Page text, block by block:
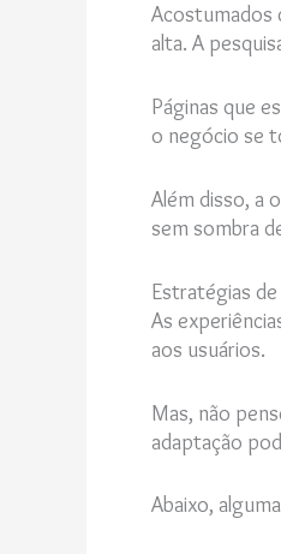
Acostumados
alta. A
Páginas que
o negócio se
Além disso, a
sem sombra
Estratégias
As
aos usuários.
Mas, não
adaptação
Abaixo,